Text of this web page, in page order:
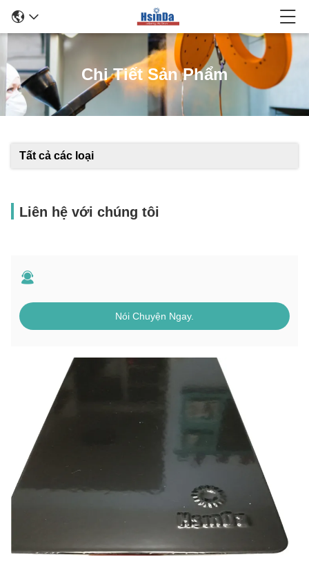
Chi Tiết Sản Phẩm
Tất cả các loại
Liên hệ với chúng tôi
Nói Chuyện Ngay.